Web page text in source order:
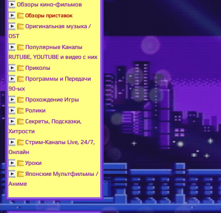
Обзоры кино-фильмов
Обзоры приставок
Оригинальная музыка /
OST
Популярные Каналы
RUTUBE, YOUTUBE и видео с них
Приколы
Программы и Передачи
90-ых
Прохождение Игры
Ролики
Секреты, Подсказки,
Хитрости
Стрим-Каналы Live, 24/7,
Онлайн
Уроки
Японские Мультфильмы /
Аниме